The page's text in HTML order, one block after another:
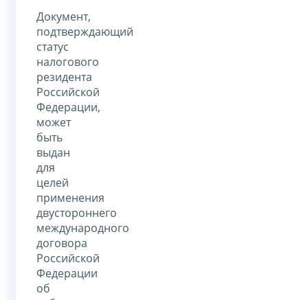
Документ,
подтверждающий
статус
налогового
резидента
Российской
Федерации,
может
быть
выдан
для
целей
применения
двустороннего
международного
договора
Российской
Федерации
об